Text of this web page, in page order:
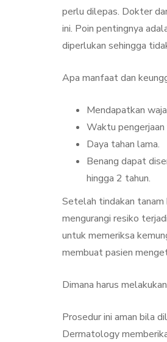
perlu dilepas. Dokter
ini. Poin pentingnya
diperlukan sehingga
Apa manfaat dan
Mendapatkan
Waktu
Daya tahan lama.
Benang dapat
hingga 2 tahun.
Setelah tindakan
mengurangi resiko
untuk memeriksa
membuat pasien
Dimana harus
Prosedur ini aman bila
Dermatology